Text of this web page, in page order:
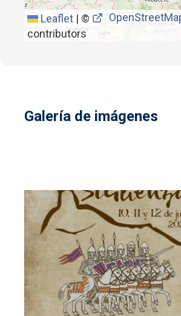
Leaflet | ©
contributors
Galería de imágenes